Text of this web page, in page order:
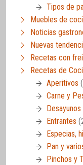
Tipos de
Muebles de
Noticias
Nuevas
Recetas con
Recetas de
Aperitivos
Carne y
Entrantes
Especias,
Pan y
Pinchos y